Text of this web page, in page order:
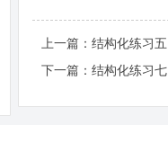
上一篇： 结构化练习五
下一篇： 结构化练习七